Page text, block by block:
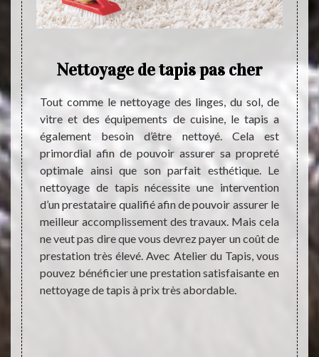
il
des
peut
Il
Nettoyage de tapis pas cher
Tout comme le nettoyage des linges, du sol, de
vitre et des équipements de cuisine, le tapis a
également besoin d’être nettoyé. Cela est
primordial afin de pouvoir assurer sa propreté
optimale ainsi que son parfait esthétique. Le
nettoyage de tapis nécessite une intervention
d’un prestataire qualifié afin de pouvoir assurer le
meilleur accomplissement des travaux. Mais cela
ne veut pas dire que vous devrez payer un coût de
prestation très élevé. Avec Atelier du Tapis, vous
pouvez bénéficier une prestation satisfaisante en
nettoyage de tapis à prix très abordable.
Il
une